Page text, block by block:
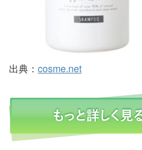
出典： cosme.net